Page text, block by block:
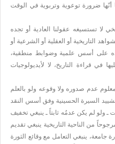
ضرورة توعوية وتربوية في الوقت
لا تستسيغه عقولنا العادية أو تجده
التاريخية أو العقلية أو الشرعية أو
على أسس علمية وضوابط منطقية،
قراءة التاريخ، لا لأيديولوجيات
عدم صدوره ولا وقوعه ولو بالعلم
السيرة الحسينية وفق أسس النقد
ـ ولو لم يكن عدمُه ثابتاً ـ ينبغي تخفيف
من الناحية التاريخية ينبغي تقديم
جامعة، ينبغي التعامل مع وقائع الثورة